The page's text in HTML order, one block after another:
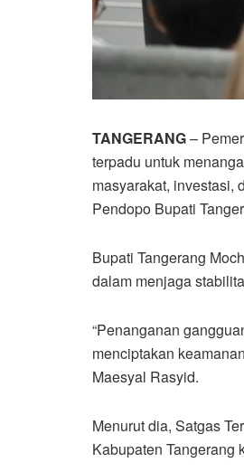
TANGERANG–
terpadu untuk
masyarakat, investasi,
Pendopo Bupati
Bupati Tangerang
dalam menjaga
“Penanganan
menciptakan
Maesyal Rasyid.
Menurut dia, Satgas
Kabupaten Tangerang